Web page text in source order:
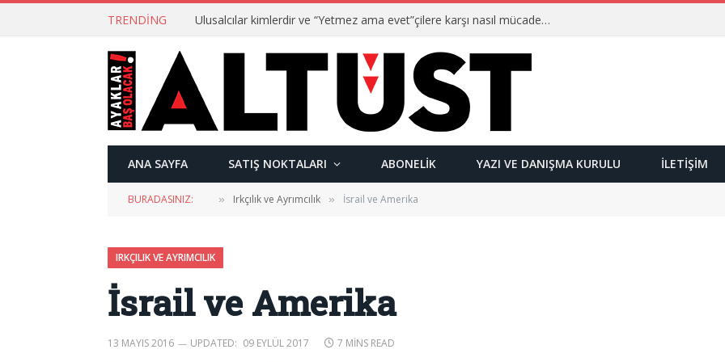
TRENDING Ulusalcılar kimlerdir ve “Yetmez ama evet”çilere karşı nasıl mücadele ederler?
ANA SAYFA SATIŞ NOKTALARI ABONELIK YAZI VE DANIŞMA KURULU İLETIŞIM
BURADASINIZ: » Irkçılık ve Ayrımcılık » İsrail ve Amerika
IRKÇILIK VE AYRIMCILIK
İsrail ve Amerika
13 MAYIS 2016 UPDATED: 09 EYLÜL 2017 7 MINS READ